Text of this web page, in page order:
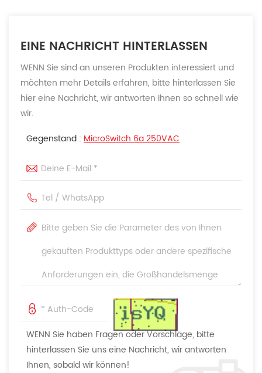
EINE NACHRICHT HINTERLASSEN
WENN Sie sind an unseren Produkten interessiert und
möchten mehr Details erfahren, bitte hinterlassen Sie
hier eine Nachricht, wir antworten Ihnen so schnell wie
wir.
Gegenstand : MicroSwitch 6a 250VAC
WENN Sie haben Fragen oder Vorschläge, bitte
hinterlassen Sie uns eine Nachricht, wir antworten
Ihnen, sobald wir können!